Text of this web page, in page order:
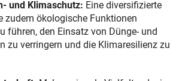
und Klimaschutz: Eine diversifizierte
zudem ökologische Funktionen
führen, den Einsatz von Dünge- und
zu verringern und die Klimaresilienz zu